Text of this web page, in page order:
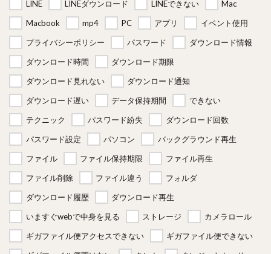
LINE
LINEダウンロード LINEできない
Mac
Macbook
mp4 PC アプリ
イベント使用
プライバシーポリシー
パスワード
ダウンロード情報
ダウンロード時間
ダウンロード期限
ダウンロード見れない
ダウンロード通知
ダウンロード遅い
データ保持期間
できない
テクニック
パスワード紛失
ダウンロード回数
パスワード設定
パソコン
バックグラウンド再生
ファイル
ファイル保持期限
ファイル再生
ファイル削除
ファイル違う
フォルダ
ダウンロード履歴
ダウンロード再生
いますぐwebで中身を見る
ストレージ
カメラロール
ギガファイル便アクセスできない
ギガファイル便できない